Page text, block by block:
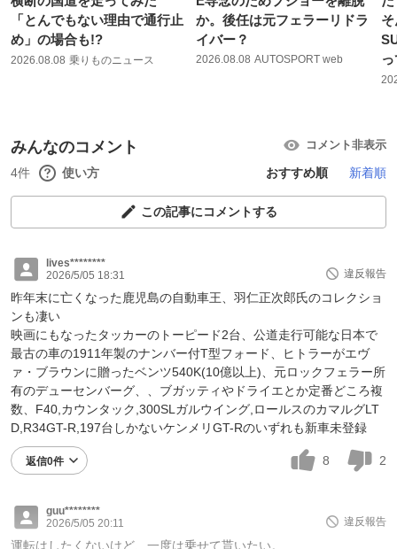
「とんでもない理由で通行止
め」の場合も!?
2026.08.08 乗りものニュース
か。後任は元フェラーリドラ
イバー？
2026.08.08 AUTOSPORT web
みんなのコメント コメント非表示
4件 使い方 おすすめ順 新着順
この記事にコメントする
lives********
2026/5/05 18:31
違反報告
昨年末に亡くなった鹿児島の自動車王、羽仁正次郎氏のコレクショ
ンも凄い
映画にもなったタッカーのトーピード2台、公道走行可能な日本で
最古の車の1911年製のナンバー付T型フォード、ヒトラーがエヴ
ァ・ブラウンに贈ったベンツ540K(10億以上)、元ロックフェラー所
有のデューセンバーグ、、ブガッティやドライエとか定番どころ複
数、F40,カウンタック,300SLガルウイング,ロールスのカマルグLT
D,R34GT-R,197台しかないケンメリGT-Rのいずれも新車未登録
返信0件 8 2
guu********
2026/5/05 20:11
違反報告
運転はしたくないけど、一度は乗せて貰いたい。